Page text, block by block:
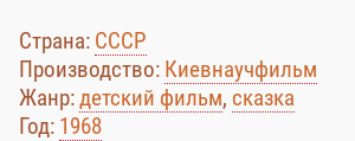
Страна: СССР
Производство: Киевнаучфильм
Жанр:детский фильм, сказка
Год: 1968